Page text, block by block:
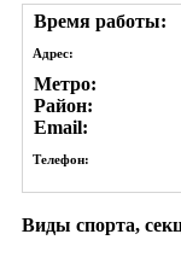
Время работы:
Адрес:
Метро:
Район:
Email:
Телефон:
Виды спорта,